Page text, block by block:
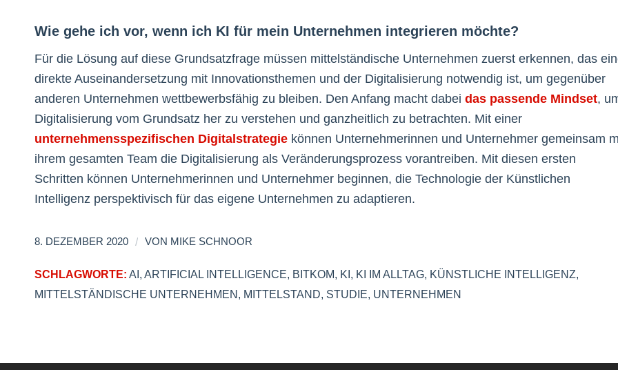
Wie gehe ich vor, wenn ich KI für mein Unternehmen integrieren möchte?
Für die Lösung auf diese Grundsatzfrage müssen mittelständische Unternehmen zuerst erkennen, das
direkte Auseinandersetzung mit Innovationsthemen und der Digitalisierung notwendig ist, um gegenüber
anderen Unternehmen wettbewerbsfähig zu bleiben. Den Anfang macht dabei das passende Mindset,
Digitalisierung vom Grundsatz her zu verstehen und ganzheitlich zu betrachten. Mit einer
unternehmensspezifischen Digitalstrategie können Unternehmerinnen und Unternehmer gemeinsam
ihrem gesamten Team die Digitalisierung als Veränderungsprozess vorantreiben. Mit diesen ersten
Schritten können Unternehmerinnen und Unternehmer beginnen, die Technologie der Künstlichen
Intelligenz perspektivisch für das eigene Unternehmen zu adaptieren.
8. DEZEMBER 2020 / VON MIKE SCHNOOR
SCHLAGWORTE: AI , ARTIFICIAL INTELLIGENCE, BITKOM, KI , KI IM ALLTAG, KÜNSTLICHE INTELLIGENZ,
MITTELSTÄNDISCHE UNTERNEHMEN , MITTELSTAND, STUDIE, UNTERNEHMEN